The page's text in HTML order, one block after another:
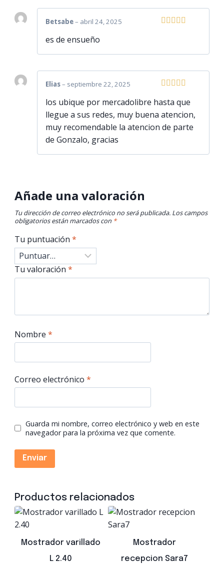
Betsabe– abril 24, 2025
es de ensueño
con 5de 5
Elias– septiembre 22, 2025
los ubique por mercadolibre hasta que
llegue a sus redes, muy buena atencion,
muy recomendable la atencion de parte
de Gonzalo, gracias
Añade una valoración
Tu dirección de correo electrónico no será publicada. Los campos
obligatorios están marcados con *
Tu puntuación *
Tu valoración *
Nombre *
Correo electrónico *
Guarda mi nombre, correo electrónico y web en este
navegador para la próxima vez que comente.
Productos relacionados
Mostrador varillado
L 2.40
Mostrador
recepcion Sara7